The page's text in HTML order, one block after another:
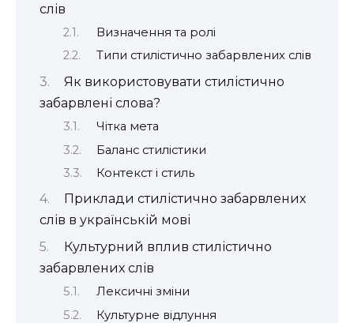
слів
Визначення та ролі
Типи стилістично забарвлених слів
Як використовувати стилістично
забарвлені слова?
Чітка мета
Баланс стилістики
Контекст і стиль
Приклади стилістично забарвлених
слів в українській мові
Культурний вплив стилістично
забарвлених слів
Лексичні зміни
Культурне відлуння